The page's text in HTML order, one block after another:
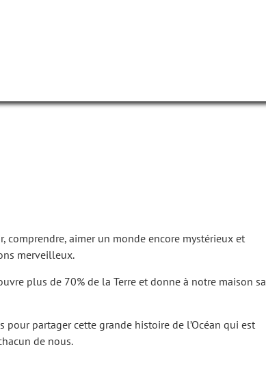
comprendre, aimer un monde encore mystérieux et
merveilleux.
plus de 70% de la Terre et donne à notre maison sa
partager cette grande histoire de l’Océan qui est
de nous.